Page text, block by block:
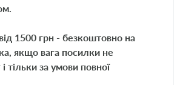
1500 грн - безкоштовно на
якщо вага посилки не
тільки за умови повної